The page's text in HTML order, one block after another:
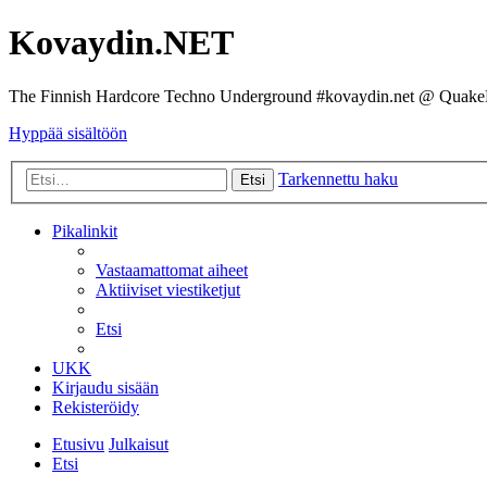
Kovaydin.NET
The Finnish Hardcore Techno Underground #kovaydin.net @
Hyppää sisältöön
Etsi Tarkennettu haku
Pikalinkit
Vastaamattomat aiheet
Aktiiviset viestiketjut
Etsi
UKK
Kirjaudu sisään
Rekisteröidy
Etusivu Julkaisut
Etsi